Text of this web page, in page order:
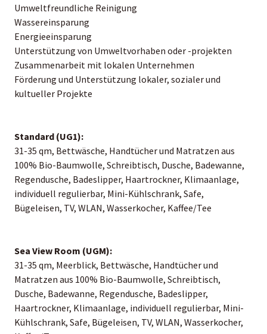
Umweltfreundliche Reinigung
Wassereinsparung
Energieeinsparung
Unterstützung von Umweltvorhaben oder -projekten
Zusammenarbeit mit lokalen Unternehmen
Förderung und Unterstützung lokaler, sozialer und
kultueller Projekte
Standard (UG1):
31-35 qm, Bettwäsche, Handtücher und Matratzen aus
100% Bio-Baumwolle, Schreibtisch, Dusche, Badewanne,
Regendusche, Badeslipper, Haartrockner, Klimaanlage,
individuell regulierbar, Mini-Kühlschrank, Safe,
Bügeleisen, TV, WLAN, Wasserkocher, Kaffee/Tee
Sea View Room (UGM):
31-35 qm, Meerblick, Bettwäsche, Handtücher und
Matratzen aus 100% Bio-Baumwolle, Schreibtisch,
Dusche, Badewanne, Regendusche, Badeslipper,
Haartrockner, Klimaanlage, individuell regulierbar, Mini-
Kühlschrank, Safe, Bügeleisen, TV, WLAN, Wasserkocher,